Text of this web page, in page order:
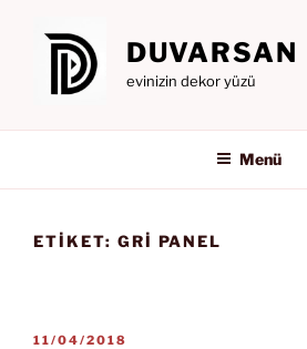
DUVARSAN
evinizin dekor yüzü
Menü
ETIKET: GRI PANEL
YAYIM
11/04/2018